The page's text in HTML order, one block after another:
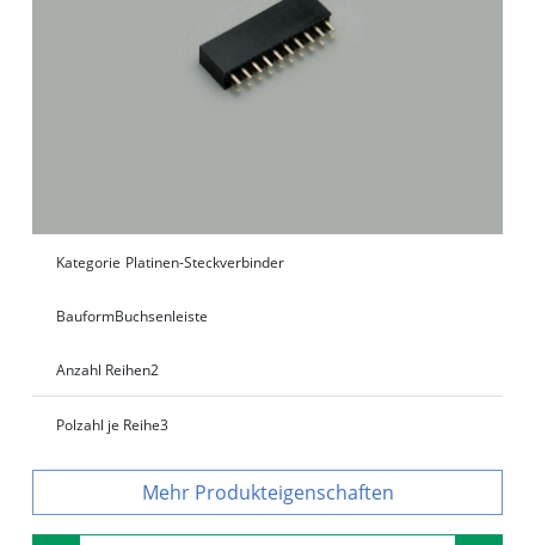
Kategorie Platinen-Steckverbinder
BauformBuchsenleiste
Anzahl Reihen2
Polzahl je Reihe3
Produkteigenschaften